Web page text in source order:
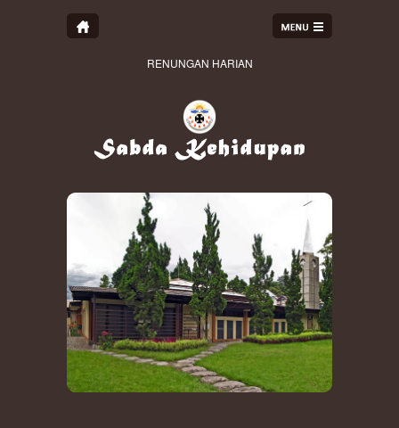
RENUNGAN HARIAN